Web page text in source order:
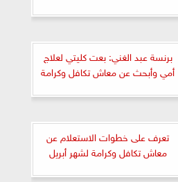
برنسة عبد الغني: بعت كليتي لعلاج
أمي وأبحث عن معاش تكافل وكرامة
تعرف على خطوات الاستعلام عن
معاش تكافل وكرامة لشهر أبريل